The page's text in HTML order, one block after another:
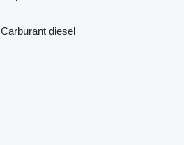
Carburant diesel